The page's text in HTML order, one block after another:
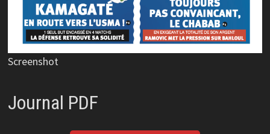
Screenshot
Journal PDF